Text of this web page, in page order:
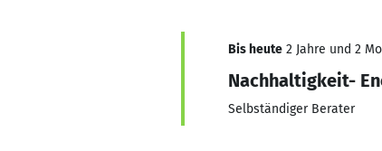
Bis heute 2 Jahre und 2
Nachhaltigkeit-
Selbständiger Berater